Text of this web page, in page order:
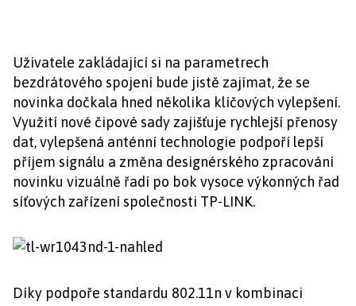
Uživatele zakládající si na parametrech
bezdrátového spojení bude jistě zajímat, že se
novinka dočkala hned několika klíčových vylepšení.
Využití nové čipové sady zajišťuje rychlejší přenosy
dat, vylepšená anténní technologie podpoří lepší
příjem signálu a změna designérského zpracování
novinku vizuálně řadí po bok vysoce výkonných řad
síťových zařízení společnosti TP-LINK.
Díky podpoře standardu 802.11n v kombinaci